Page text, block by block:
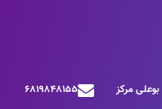
مرکز
6819848155